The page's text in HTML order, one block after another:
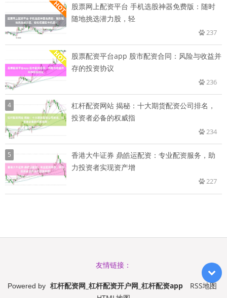
股票网上配资平台 手机选股神器免费版：随时
随地挑选潜力股，轻
237
股票配资平台app 股市配资合同：风险与收益并
存的投资协议
236
4
杠杆配资网站 揭秘：十大期货配资公司排名，
投资者必备的权威指
234
5
香港大牛证券 鼎皓运配资：专业配资服务，助
力投资者实现资产增
227
友情链接：
Powered by 杠杆配资网_杠杆配资开户网_杠杆配资app
RSS地图